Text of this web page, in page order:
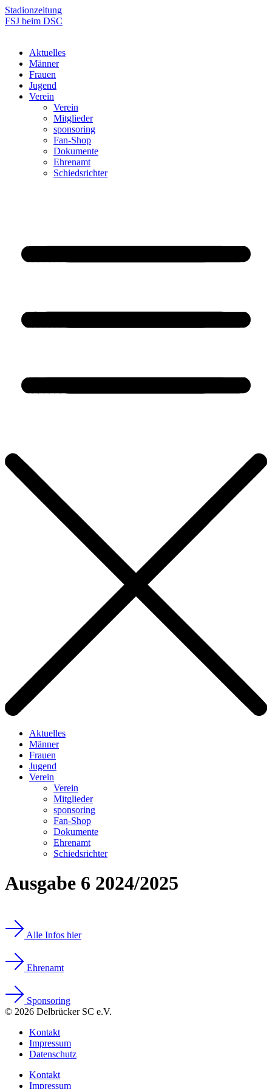
Zum
Inhalt
Stadionzeitung
FSJ beim DSC
Aktuelles
Männer
Frauen
Jugend
Verein
Verein
Mitglieder
sponsoring
Fan-Shop
Dokumente
Ehrenamt
Schiedsrichter
Aktuelles
Männer
Frauen
Jugend
Verein
Verein
Mitglieder
sponsoring
Fan-Shop
Dokumente
Ehrenamt
Schiedsrichter
Ausgabe 6 2024/2025
Alle Infos hier
Ehrenamt
Sponsoring
© 2026 Delbrücker SC e.V.
Kontakt
Impressum
Datenschutz
Kontakt
Impressum